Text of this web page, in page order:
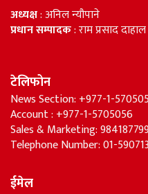
अध्यक्ष: अनिल न्यौपाने
प्रधान सम्पादक: राम प्रसाद दाहाल
टेलिफोन
News Section: +977-1-
Account : +977-1-5705056
Sales & Marketing:
Telephone Number: 01-
ईमेल